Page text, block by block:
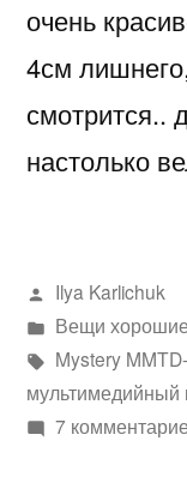
очень
4см
смотрится..
настолько
Написано
автором
Ilya Karlichuk
Написано
в
Вещи
Метки:
Mystery
мультимедийный
7